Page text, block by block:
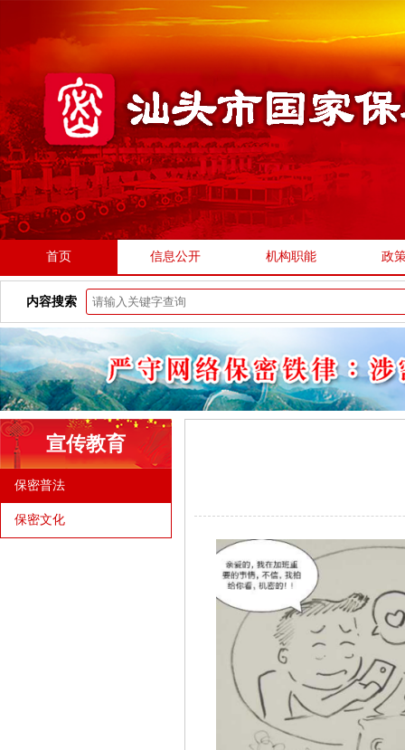
首页 信息公开 机构职能 政
内容搜索
宣传教育
保密普法
保密文化